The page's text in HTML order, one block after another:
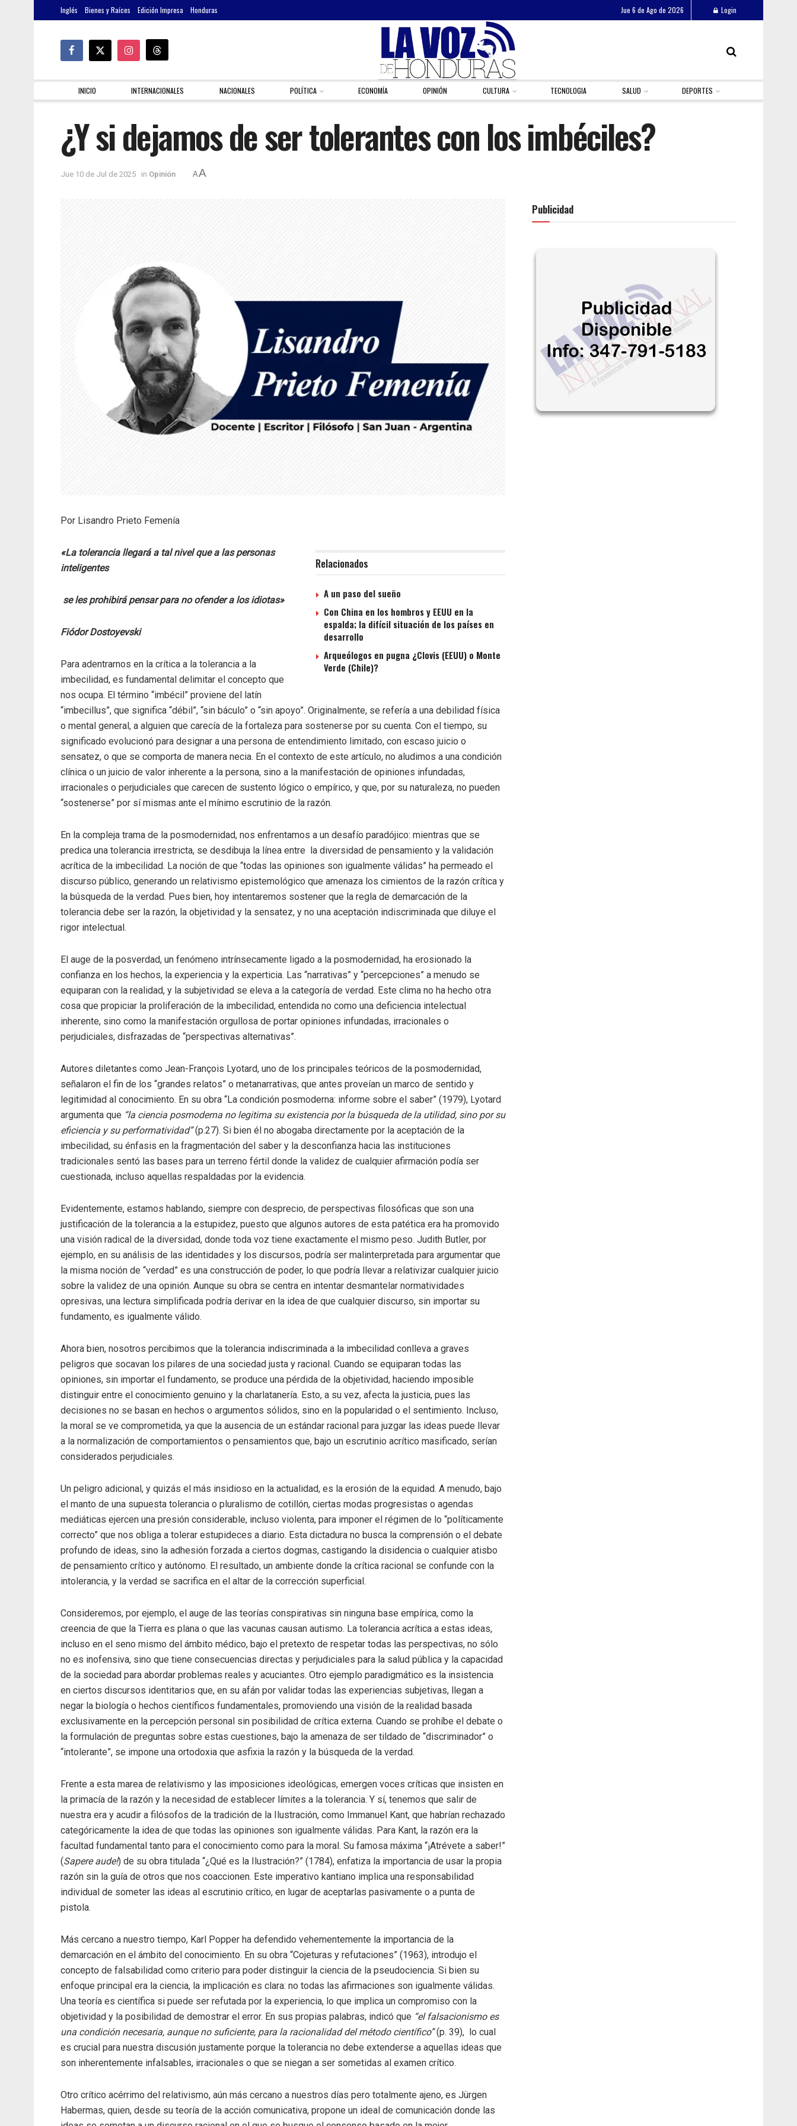
Inglés Bienes y Raíces Edición Impresa Honduras Jue 6 de Ago de 2026 Login
INICIO INTERNACIONALES NACIONALES POLÍTICA ECONOMÍA OPINIÓN CULTURA TECNOLOGIA SALUD DEPORTES
¿Y si dejamos de ser tolerantes con los imbéciles?
Jue 10 de Jul de 2025 in Opinión AA
Por Lisandro Prieto Femenía
Relacionados
A un paso del sueño
Con China en los hombros y EEUU en la
espalda; la difícil situación de los países en
desarrollo
Arqueólogos en pugna ¿Clovis (EEUU) o Monte
Verde (Chile)?
«La tolerancia llegará a tal nivel que a las personas
inteligentes
se les prohibirá pensar para no ofender a los idiotas»
Fiódor Dostoyevski
Para adentrarnos en la crítica a la tolerancia a la
imbecilidad, es fundamental delimitar el concepto que
nos ocupa. El término “imbécil” proviene del latín
“imbecillus”, que significa “débil”, “sin báculo” o “sin apoyo”. Originalmente, se refería a una debilidad física
o mental general, a alguien que carecía de la fortaleza para sostenerse por su cuenta. Con el tiempo, su
significado evolucionó para designar a una persona de entendimiento limitado, con escaso juicio o
sensatez, o que se comporta de manera necia. En el contexto de este artículo, no aludimos a una condición
clínica o un juicio de valor inherente a la persona, sino a la manifestación de opiniones infundadas,
irracionales o perjudiciales que carecen de sustento lógico o empírico, y que, por su naturaleza, no pueden
“sostenerse” por sí mismas ante el mínimo escrutinio de la razón.
En la compleja trama de la posmodernidad, nos enfrentamos a un desafío paradójico: mientras que se
predica una tolerancia irrestricta, se desdibuja la línea entre la diversidad de pensamiento y la validación
acrítica de la imbecilidad. La noción de que “todas las opiniones son igualmente válidas” ha permeado el
discurso público, generando un relativismo epistemológico que amenaza los cimientos de la razón crítica y
la búsqueda de la verdad. Pues bien, hoy intentaremos sostener que la regla de demarcación de la
tolerancia debe ser la razón, la objetividad y la sensatez, y no una aceptación indiscriminada que diluye el
rigor intelectual.
El auge de la posverdad, un fenómeno intrínsecamente ligado a la posmodernidad, ha erosionado la
confianza en los hechos, la experiencia y la experticia. Las “narrativas” y “percepciones” a menudo se
equiparan con la realidad, y la subjetividad se eleva a la categoría de verdad. Este clima no ha hecho otra
cosa que propiciar la proliferación de la imbecilidad, entendida no como una deficiencia intelectual
inherente, sino como la manifestación orgullosa de portar opiniones infundadas, irracionales o
perjudiciales, disfrazadas de “perspectivas alternativas”.
Autores diletantes como Jean-François Lyotard, uno de los principales teóricos de la posmodernidad,
señalaron el fin de los “grandes relatos” o metanarrativas, que antes proveían un marco de sentido y
legitimidad al conocimiento. En su obra “La condición posmoderna: informe sobre el saber” (1979), Lyotard
argumenta que “la ciencia posmoderna no legitima su existencia por la búsqueda de la utilidad, sino por su
eficiencia y su performatividad”(p.27). Si bien él no abogaba directamente por la aceptación de la
imbecilidad, su énfasis en la fragmentación del saber y la desconfianza hacia las instituciones
tradicionales sentó las bases para un terreno fértil donde la validez de cualquier afirmación podía ser
cuestionada, incluso aquellas respaldadas por la evidencia.
Evidentemente, estamos hablando, siempre con desprecio, de perspectivas filosóficas que son una
justificación de la tolerancia a la estupidez, puesto que algunos autores de esta patética era ha promovido
una visión radical de la diversidad, donde toda voz tiene exactamente el mismo peso. Judith Butler, por
ejemplo, en su análisis de las identidades y los discursos, podría ser malinterpretada para argumentar que
la misma noción de “verdad” es una construcción de poder, lo que podría llevar a relativizar cualquier juicio
sobre la validez de una opinión. Aunque su obra se centra en intentar desmantelar normatividades
opresivas, una lectura simplificada podría derivar en la idea de que cualquier discurso, sin importar su
fundamento, es igualmente válido.
Ahora bien, nosotros percibimos que la tolerancia indiscriminada a la imbecilidad conlleva a graves
peligros que socavan los pilares de una sociedad justa y racional. Cuando se equiparan todas las
opiniones, sin importar el fundamento, se produce una pérdida de la objetividad, haciendo imposible
distinguir entre el conocimiento genuino y la charlatanería. Esto, a su vez, afecta la justicia, pues las
decisiones no se basan en hechos o argumentos sólidos, sino en la popularidad o el sentimiento. Incluso,
la moral se ve comprometida, ya que la ausencia de un estándar racional para juzgar las ideas puede llevar
a la normalización de comportamientos o pensamientos que, bajo un escrutinio acrítico masificado, serían
considerados perjudiciales.
Un peligro adicional, y quizás el más insidioso en la actualidad, es la erosión de la equidad. A menudo, bajo
el manto de una supuesta tolerancia o pluralismo de cotillón, ciertas modas progresistas o agendas
mediáticas ejercen una presión considerable, incluso violenta, para imponer el régimen de lo “políticamente
correcto” que nos obliga a tolerar estupideces a diario. Esta dictadura no busca la comprensión o el debate
profundo de ideas, sino la adhesión forzada a ciertos dogmas, castigando la disidencia o cualquier atisbo
de pensamiento crítico y autónomo. El resultado, un ambiente donde la crítica racional se confunde con la
intolerancia, y la verdad se sacrifica en el altar de la corrección superficial.
Consideremos, por ejemplo, el auge de las teorías conspirativas sin ninguna base empírica, como la
creencia de que la Tierra es plana o que las vacunas causan autismo. La tolerancia acrítica a estas ideas,
incluso en el seno mismo del ámbito médico, bajo el pretexto de respetar todas las perspectivas, no sólo
no es inofensiva, sino que tiene consecuencias directas y perjudiciales para la salud pública y la capacidad
de la sociedad para abordar problemas reales y acuciantes. Otro ejemplo paradigmático es la insistencia
en ciertos discursos identitarios que, en su afán por validar todas las experiencias subjetivas, llegan a
negar la biología o hechos científicos fundamentales, promoviendo una visión de la realidad basada
exclusivamente en la percepción personal sin posibilidad de crítica externa. Cuando se prohíbe el debate o
la formulación de preguntas sobre estas cuestiones, bajo la amenaza de ser tildado de “discriminador” o
“intolerante”, se impone una ortodoxia que asfixia la razón y la búsqueda de la verdad.
Frente a esta marea de relativismo y las imposiciones ideológicas, emergen voces críticas que insisten en
la primacía de la razón y la necesidad de establecer límites a la tolerancia. Y sí, tenemos que salir de
nuestra era y acudir a filósofos de la tradición de la Ilustración, como Immanuel Kant, que habrían rechazado
categóricamente la idea de que todas las opiniones son igualmente válidas. Para Kant, la razón era la
facultad fundamental tanto para el conocimiento como para la moral. Su famosa máxima “¡Atrévete a saber!”
(Sapere aude!) de su obra titulada “¿Qué es la Ilustración?” (1784), enfatiza la importancia de usar la propia
razón sin la guía de otros que nos coaccionen. Este imperativo kantiano implica una responsabilidad
individual de someter las ideas al escrutinio crítico, en lugar de aceptarlas pasivamente o a punta de
pistola.
Más cercano a nuestro tiempo, Karl Popper ha defendido vehementemente la importancia de la
demarcación en el ámbito del conocimiento. En su obra “Cojeturas y refutaciones” (1963), introdujo el
concepto de falsabilidad como criterio para poder distinguir la ciencia de la pseudociencia. Si bien su
enfoque principal era la ciencia, la implicación es clara: no todas las afirmaciones son igualmente válidas.
Una teoría es científica si puede ser refutada por la experiencia, lo que implica un compromiso con la
objetividad y la posibilidad de demostrar el error. En sus propias palabras, indicó que “el falsacionismo es
una condición necesaria, aunque no suficiente, para la racionalidad del método científico”(p. 39), lo cual
es crucial para nuestra discusión justamente porque la tolerancia no debe extenderse a aquellas ideas que
son inherentemente infalsables, irracionales o que se niegan a ser sometidas al examen crítico.
Otro crítico acérrimo del relativismo, aún más cercano a nuestros días pero totalmente ajeno, es Jürgen
Habermas, quien, desde su teoría de la acción comunicativa, propone un ideal de comunicación donde las
Publicidad